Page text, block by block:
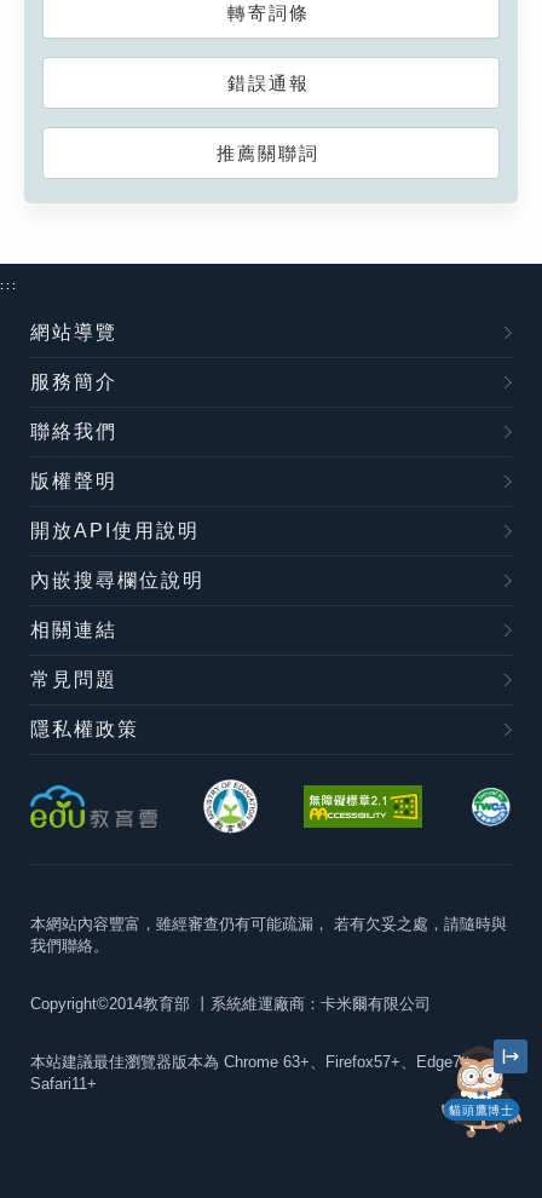
轉寄詞條
錯誤通報
推薦關聯詞
貓頭鷹博士
:::
網站導覽
服務簡介
聯絡我們
版權聲明
開放API使用說明
內嵌搜尋欄位說明
相關連結
常見問題
隱私權政策
本網站內容豐富，雖經審查仍有可能疏漏， 若有欠妥之處，請隨時與
我們聯絡。
Copyright©2014教育部 丨系統維運廠商：卡米爾有限公司
本站建議最佳瀏覽器版本為 Chrome 63+、Firefox57+、Edge79+及
Safari11+